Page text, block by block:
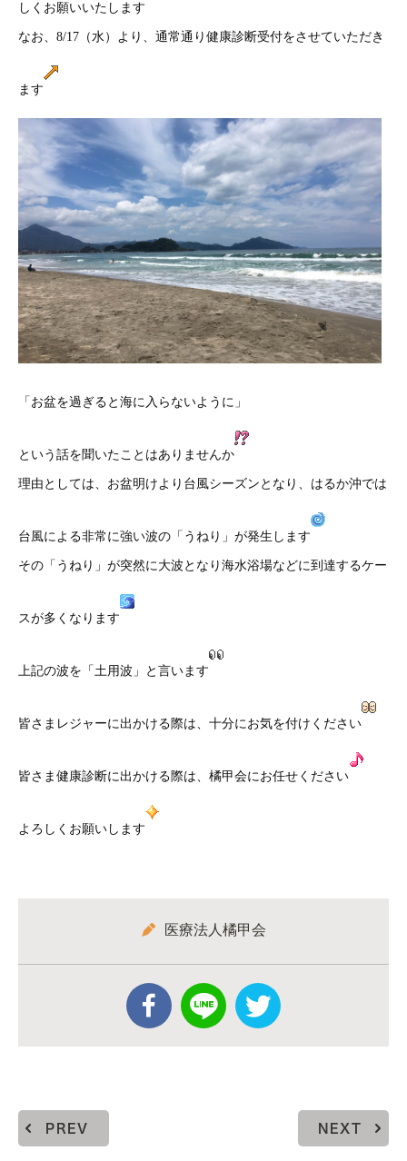
しくお願いいたします
なお、8/17（水）より、通常通り健康診断受付をさせていただき
ます
「お盆を過ぎると海に入らないように」
という話を聞いたことはありませんか
理由としては、お盆明けより台風シーズンとなり、はるか沖では
台風による非常に強い波の「うねり」が発生します
その「うねり」が突然に大波となり海水浴場などに到達するケー
スが多くなります
上記の波を「土用波」と言います
皆さまレジャーに出かける際は、十分にお気を付けください
皆さま健康診断に出かける際は、橘甲会にお任せください
よろしくお願いします
医療法人橘甲会
PREV NEXT